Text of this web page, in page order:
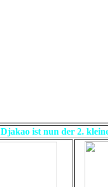
Djakao ist nun der 2.